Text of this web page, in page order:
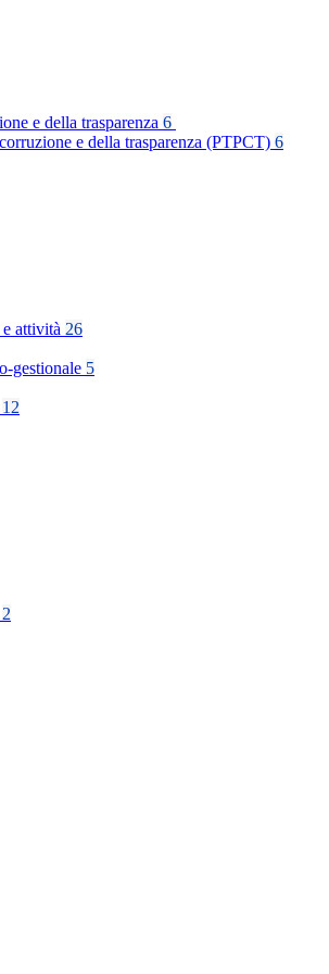
e della trasparenza 6
e della trasparenza (PTPCT) 6
attività 26
gestionale 5
12
2